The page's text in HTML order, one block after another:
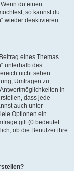
du einen
so kannst du
wieder deaktivieren.
eines Themas
unterhalb des
nicht sehen
Umfragen zu
in
dass jede
auch unter
Optionen ein
gilt (0 bedeutet
ob die Benutzer ihre